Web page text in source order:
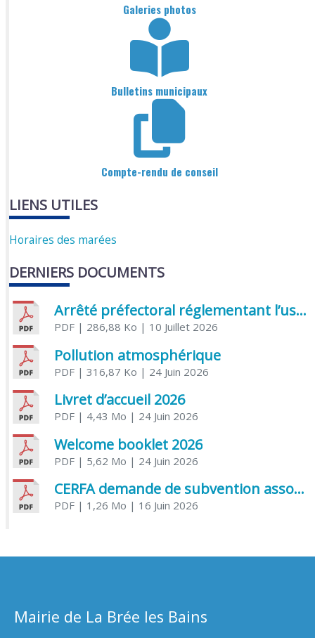
Galeries photos
Bulletins municipaux
Compte-rendu de conseil
LIENS UTILES
Horaires des marées
DERNIERS DOCUMENTS
Arrêté préfectoral réglementant l’usage de l’eau
PDF| 286,88 Ko | 10 Juillet 2026
Pollution atmosphérique
PDF| 316,87 Ko | 24 Juin 2026
Livret d’accueil 2026
PDF| 4,43 Mo | 24 Juin 2026
Welcome booklet 2026
PDF| 5,62 Mo | 24 Juin 2026
CERFA demande de subvention association
PDF| 1,26 Mo | 16 Juin 2026
Mairie de La Brée les Bains